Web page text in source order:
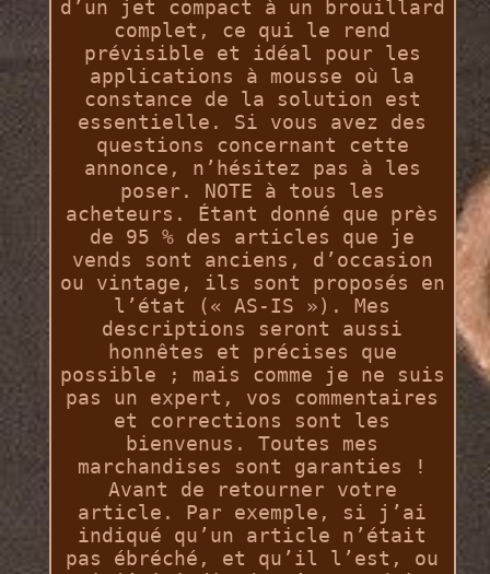
d’un jet compact à un brouillard
complet, ce qui le rend
prévisible et idéal pour les
applications à mousse où la
constance de la solution est
essentielle. Si vous avez des
questions concernant cette
annonce, n’hésitez pas à les
poser. NOTE à tous les
acheteurs. Étant donné que près
de 95 % des articles que je
vends sont anciens, d’occasion
ou vintage, ils sont proposés en
l’état (« AS-IS »). Mes
descriptions seront aussi
honnêtes et précises que
possible ; mais comme je ne suis
pas un expert, vos commentaires
et corrections sont les
bienvenus. Toutes mes
marchandises sont garanties !
Avant de retourner votre
article. Par exemple, si j’ai
indiqué qu’un article n’était
pas ébréché, et qu’il l’est, ou